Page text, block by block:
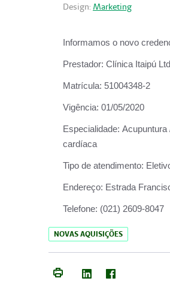
Design: Marketing
Informamos o novo
Prestador: Clínica Itaipú
Matrícula: 51004348-2
Vigência: 01/05/2020
Especialidade: Acupuntura
cardíaca
Tipo de atendimento:
Endereço: Estrada
Telefone: (021) 2609-8047
NOVAS AQUISIÇÕES